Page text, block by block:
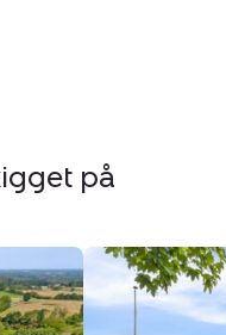
på
Landejendom:
Viborgvej